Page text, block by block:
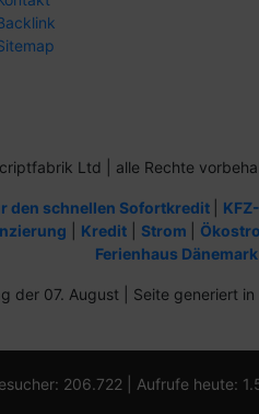
Ltd | alle Rechte
den schnellen Sofortkredit
Kredit Strom
Ferienhaus Dänemark
der 07. August | Seite generiert in
206.722 | Aufrufe heute: